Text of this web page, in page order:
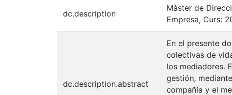
dc.description
Màster de
Empresa, Curs:
dc.description.abstract
En el presente
colectivas de
los mediadores.
gestión,
compañía y el